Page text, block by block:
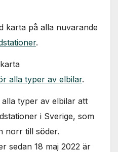
karta på alla nuvarande
.
alla typer av elbilar.
typer av elbilar att
i Sverige, som
norr till söder.
sedan 18 maj 2022 är